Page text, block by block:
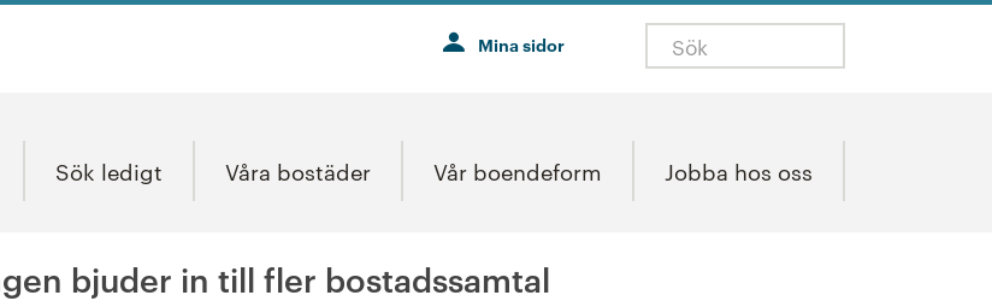
Mina sidor
Sök ledigt Våra bostäder Vår boendeform Jobba hos oss
bjuder in till fler bostadssamtal